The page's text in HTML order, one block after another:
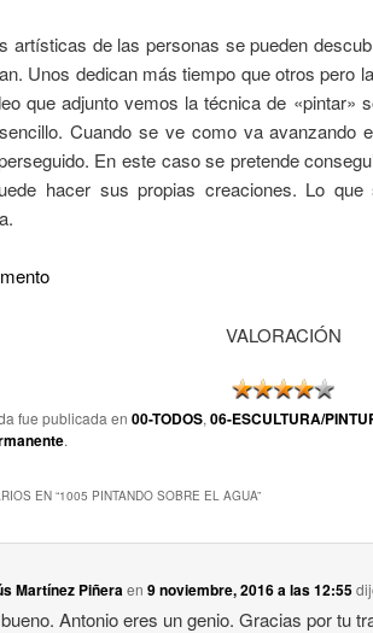
artísticas de las personas se pueden
Unos dedican más tiempo que otros pero
que adjunto vemos la técnica de «pintar»
Cuando se ve como va avanzando
En este caso se pretende
hacer sus propias creaciones. Lo
VALORACIÓN
fue publicada en 00-TODOS, 06-ESCULTURA/
.
EN “1005 PINTANDO SOBRE EL AGUA”
Martínez Piñeraen9 noviembre, 2016 a las 12:55
Antonio eres un genio. Gracias por tu